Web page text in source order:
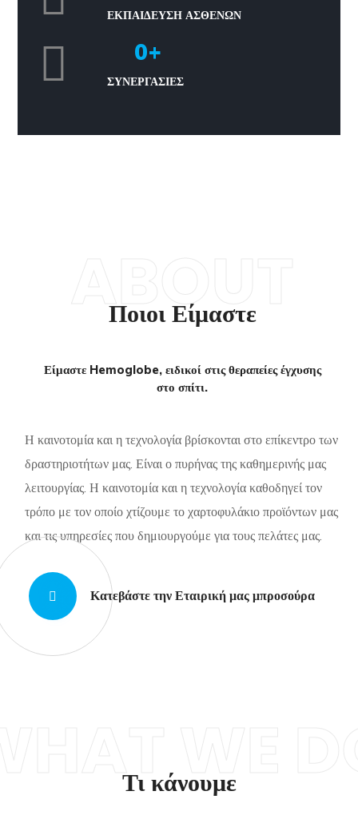
ΕΚΠΑΙΔΕΥΣΗ ΑΣΘΕΝΩΝ
0+
ΣΥΝΕΡΓΑΣΙΕΣ
Ποιοι Είμαστε
ABOUT
Είμαστε Hemoglobe, ειδικοί στις θεραπείες έγχυσης
στο σπίτι.
Η καινοτομία και η τεχνολογία βρίσκονται στο επίκεντρο των
δραστηριοτήτων μας. Είναι ο πυρήνας της καθημερινής μας
λειτουργίας. Η καινοτομία και η τεχνολογία καθοδηγεί τον
τρόπο με τον οποίο χτίζουμε το χαρτοφυλάκιο προϊόντων μας
και τις υπηρεσίες που δημιουργούμε για τους πελάτες μας.
Κατεβάστε την Εταιρική μας μπροσούρα
Τι κάνουμε
WE